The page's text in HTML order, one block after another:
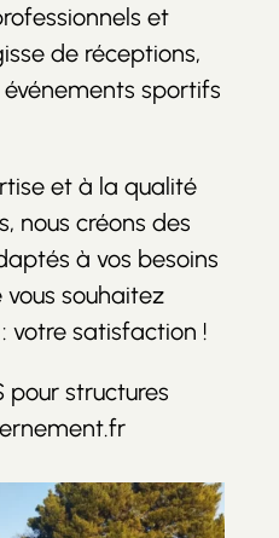
et
de réceptions,
événements sportifs
et à la qualité
nous créons des
à vos besoins
vous souhaitez
votre satisfaction !
pour structures